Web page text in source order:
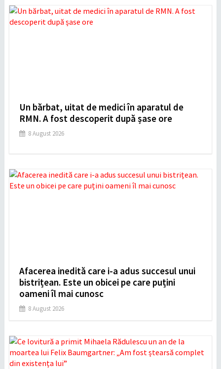
Un bărbat, uitat de medici în aparatul de
RMN. A fost descoperit după șase ore
8 August 2026
Afacerea inedită care i-a adus succesul unui
bistrițean. Este un obicei pe care puțini
oameni îl mai cunosc
8 August 2026